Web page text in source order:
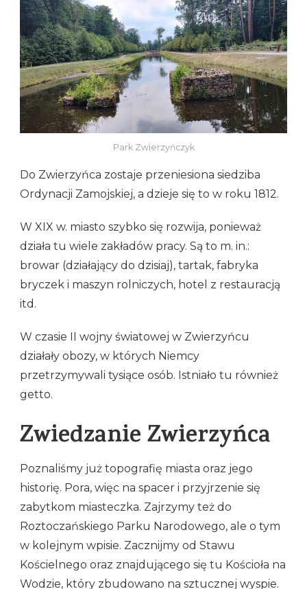
Park Zwierzyńczyk
Do Zwierzyńca zostaje przeniesiona siedziba
Ordynacji Zamojskiej, a dzieje się to w roku 1812.
W XIX w. miasto szybko się rozwija, ponieważ
działa tu wiele zakładów pracy. Są to m. in.:
browar (działający do dzisiaj), tartak, fabryka
bryczek i maszyn rolniczych, hotel z restauracją
itd.
W czasie II wojny światowej w Zwierzyńcu
działały obozy, w których Niemcy
przetrzymywali tysiące osób. Istniało tu również
getto.
Zwiedzanie Zwierzyńca
Poznaliśmy już topografię miasta oraz jego
historię. Pora, więc na spacer i przyjrzenie się
zabytkom miasteczka. Zajrzymy też do
Roztoczańskiego Parku Narodowego, ale o tym
w kolejnym wpisie. Zacznijmy od Stawu
Kościelnego oraz znajdującego się tu Kościoła na
Wodzie, który zbudowano na sztucznej wyspie.